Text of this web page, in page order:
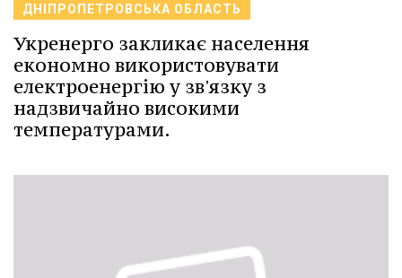
ДНІПРОПЕТРОВСЬКА ОБЛАСТЬ
Укренерго закликає населення
економно використовувати
електроенергію у зв'язку з
надзвичайно високими
температурами.